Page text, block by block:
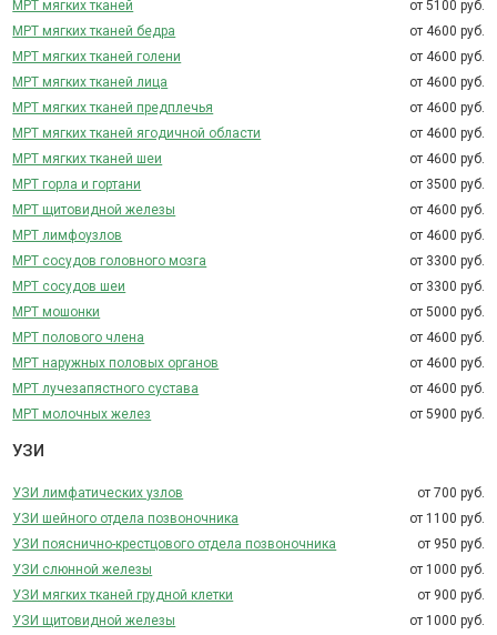
МРТ мягких тканей
от 5100 руб.
МРТ мягких тканей бедра
от 4600 руб.
МРТ мягких тканей голени
от 4600 руб.
МРТ мягких тканей лица
от 4600 руб.
МРТ мягких тканей предплечья
от 4600 руб.
МРТ мягких тканей ягодичной области
от 4600 руб.
МРТ мягких тканей шеи
от 4600 руб.
МРТ горла и гортани
от 3500 руб.
МРТ щитовидной железы
от 4600 руб.
МРТ лимфоузлов
от 4600 руб.
МРТ сосудов головного мозга
от 3300 руб.
МРТ сосудов шеи
от 3300 руб.
МРТ мошонки
от 5000 руб.
МРТ полового члена
от 4600 руб.
МРТ наружных половых органов
от 4600 руб.
МРТ лучезапястного сустава
от 4600 руб.
МРТ молочных желез
от 5900 руб.
УЗИ
УЗИ лимфатических узлов
от 700 руб.
УЗИ шейного отдела позвоночника
от 1100 руб.
УЗИ пояснично-крестцового отдела позвоночника
от 950 руб.
УЗИ слюнной железы
от 1000 руб.
УЗИ мягких тканей грудной клетки
от 900 руб.
УЗИ щитовидной железы
от 1000 руб.